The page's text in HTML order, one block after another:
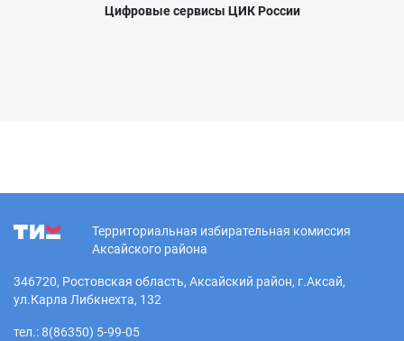
Цифровые сервисы ЦИК России
Территориальная избирательная комиссия
Аксайского района
346720, Ростовская область, Аксайский район, г.Аксай,
ул.Карла Либкнехта, 132
тел.: 8(86350) 5-99-05